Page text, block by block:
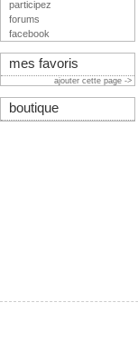
participez
forums
facebook
mes favoris
ajouter cette page ->
boutique